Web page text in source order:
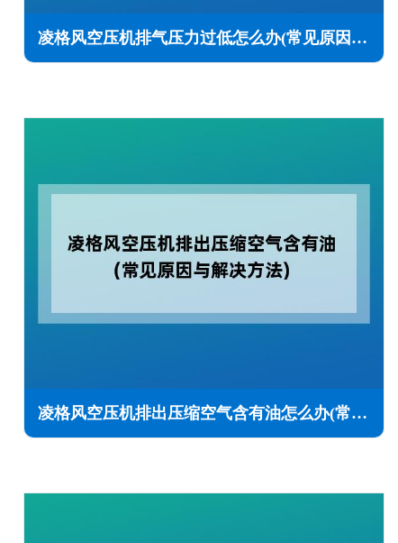
凌格风空压机排气压力过低怎么办(常见原因与解决方法)
凌格风空压机排出压缩空气含有油怎么办(常见原因与解决方法)